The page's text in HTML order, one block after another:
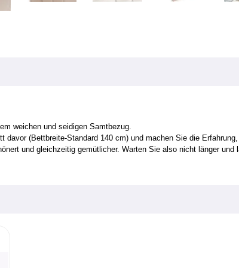
weichen und seidigen Samtbezug.
(Bettbreite-Standard 140 cm) und machen Sie die
und gleichzeitig gemütlicher. Warten Sie also nicht länger